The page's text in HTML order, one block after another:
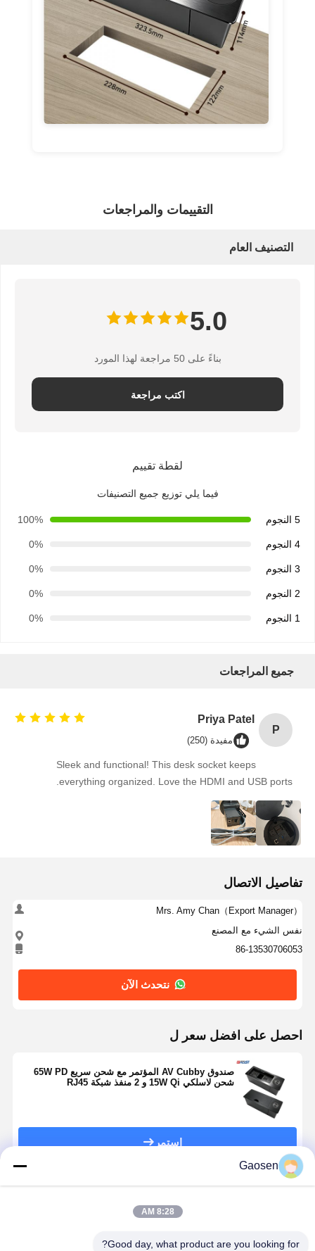
التقييمات والمراجعات
التصنيف العام
5.0
بناءً على 50 مراجعة لهذا المورد
اكتب مراجعة
لقطة تقييم
فيما يلي توزيع جميع التصنيفات
5 النجوم 100%
4 النجوم 0%
3 النجوم 0%
2 النجوم 0%
1 النجوم 0%
جميع المراجعات
P
Priya Patel
مفيدة (250)
Sleek and functional! This desk socket keeps
everything organized. Love the HDMI and USB ports.
تفاصيل الاتصال
Mrs. Amy Chan（Export Manager）
نفس الشيء مع المصنع
86-13530706053
نتحدث الآن
احصل على افضل سعر ل
صندوق AV Cubby المؤتمر مع شحن سريع 65W PD
شحن لاسلكي 15W Qi و 2 منفذ شبكة RJ45
استمر
Gaosen
8:28 AM
Good day, what product are you looking for?